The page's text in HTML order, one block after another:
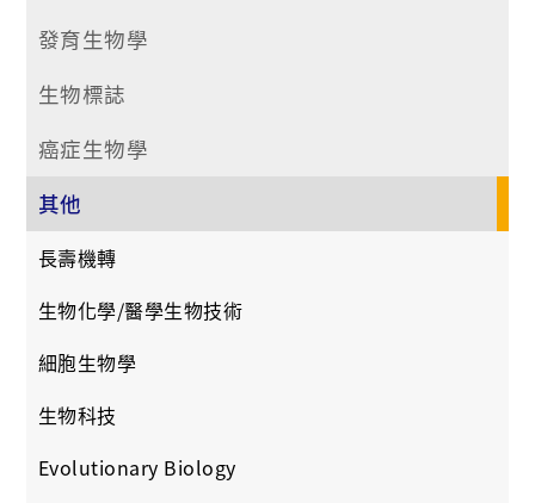
發育生物學
生物標誌
癌症生物學
其他
長壽機轉
生物化學/醫學生物技術
細胞生物學
生物科技
Evolutionary Biology